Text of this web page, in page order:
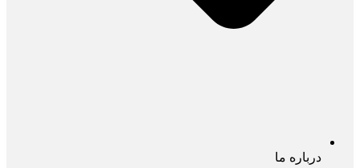
درباره ما